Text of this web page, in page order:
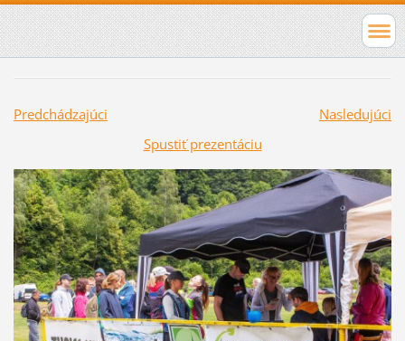
Predchádzajúci
Nasledujúci
Spustiť prezentáciu